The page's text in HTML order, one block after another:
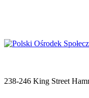
238-246 King Street